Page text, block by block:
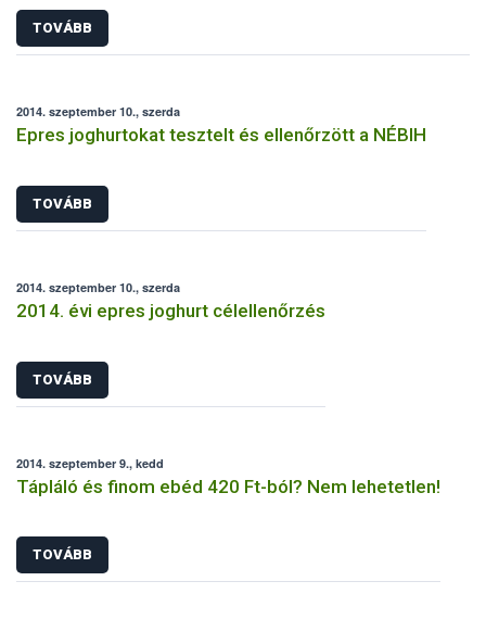
TOVÁBB
2014. szeptember 10., szerda
Epres joghurtokat tesztelt és ellenőrzött a NÉBIH
TOVÁBB
2014. szeptember 10., szerda
2014. évi epres joghurt célellenőrzés
TOVÁBB
2014. szeptember 9., kedd
Tápláló és finom ebéd 420 Ft-ból? Nem lehetetlen!
TOVÁBB